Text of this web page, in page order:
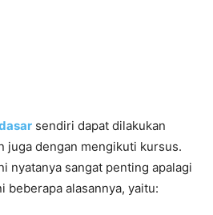
sendiri dapat dilakukan
juga dengan mengikuti kursus.
nyatanya sangat penting apalagi
beberapa alasannya, yaitu: